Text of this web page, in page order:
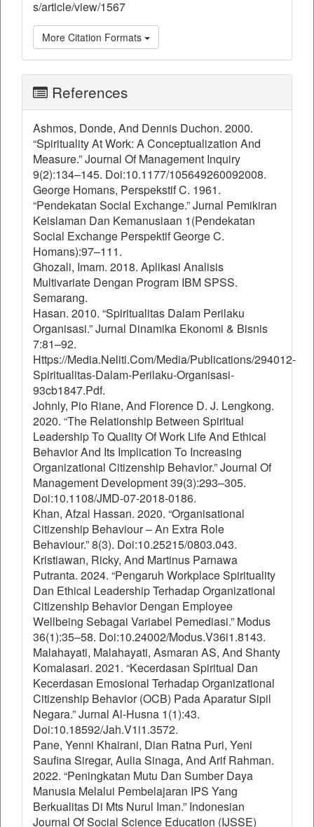
s/article/view/1567
More Citation Formats
References
Ashmos, Donde, And Dennis Duchon. 2000.
“Spirituality At Work: A Conceptualization And
Measure.” Journal Of Management Inquiry
9(2):134–145. Doi:10.1177/105649260092008.
George Homans, Perspekstif C. 1961.
“Pendekatan Social Exchange.” Jurnal Pemikiran
Keislaman Dan Kemanusiaan 1(Pendekatan
Social Exchange Perspektif George C.
Homans):97–111.
Ghozali, Imam. 2018. Aplikasi Analisis
Multivariate Dengan Program IBM SPSS.
Semarang.
Hasan. 2010. “Spiritualitas Dalam Perilaku
Organisasi.” Jurnal Dinamika Ekonomi & Bisnis
7:81–92.
Https://Media.Neliti.Com/Media/Publications/294012-
Spiritualitas-Dalam-Perilaku-Organisasi-
93cb1847.Pdf.
Johnly, Pio Riane, And Florence D. J. Lengkong.
2020. “The Relationship Between Spiritual
Leadership To Quality Of Work Life And Ethical
Behavior And Its Implication To Increasing
Organizational Citizenship Behavior.” Journal Of
Management Development 39(3):293–305.
Doi:10.1108/JMD-07-2018-0186.
Khan, Afzal Hassan. 2020. “Organisational
Citizenship Behaviour – An Extra Role
Behaviour.” 8(3). Doi:10.25215/0803.043.
Kristiawan, Ricky, And Martinus Parnawa
Putranta. 2024. “Pengaruh Workplace Spirituality
Dan Ethical Leadership Terhadap Organizational
Citizenship Behavior Dengan Employee
Wellbeing Sebagai Variabel Pemediasi.” Modus
36(1):35–58. Doi:10.24002/Modus.V36i1.8143.
Malahayati, Malahayati, Asmaran AS, And Shanty
Komalasari. 2021. “Kecerdasan Spiritual Dan
Kecerdasan Emosional Terhadap Organizational
Citizenship Behavior (OCB) Pada Aparatur Sipil
Negara.” Jurnal Al-Husna 1(1):43.
Doi:10.18592/Jah.V1i1.3572.
Pane, Yenni Khairani, Dian Ratna Puri, Yeni
Saufina Siregar, Aulia Sinaga, And Arif Rahman.
2022. “Peningkatan Mutu Dan Sumber Daya
Manusia Melalui Pembelajaran IPS Yang
Berkualitas Di Mts Nurul Iman.” Indonesian
Journal Of Social Science Education (IJSSE)